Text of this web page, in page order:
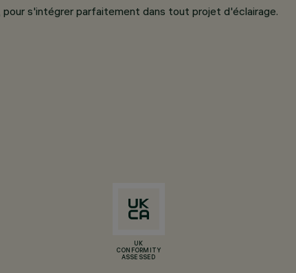
s'intégrer parfaitement dans tout projet d'éclairage.
UK
CONFORMITY
ASSESSED